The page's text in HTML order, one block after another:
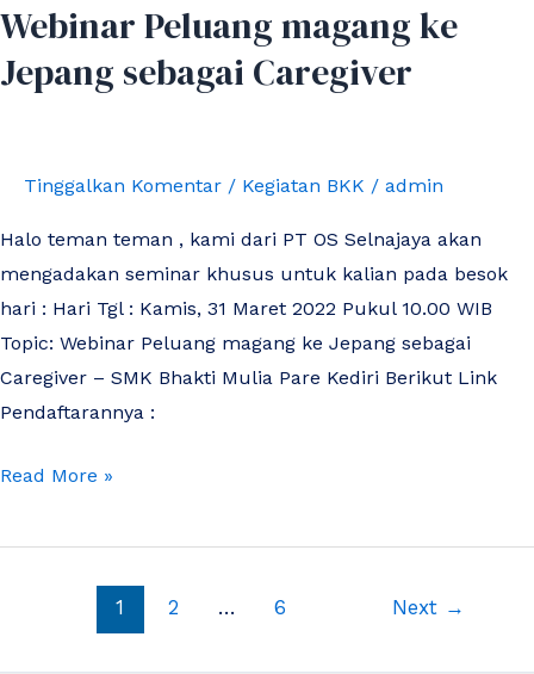
Webinar Peluang magang ke
Jepang sebagai Caregiver
Tinggalkan Komentar / Kegiatan BKK / admin
Halo teman teman , kami dari PT OS Selnajaya akan
mengadakan seminar khusus untuk kalian pada besok
hari : Hari Tgl : Kamis, 31 Maret 2022 Pukul 10.00 WIB
Topic: Webinar Peluang magang ke Jepang sebagai
Caregiver – SMK Bhakti Mulia Pare Kediri Berikut Link
Pendaftarannya :
Read More »
1 2 … 6 Next →